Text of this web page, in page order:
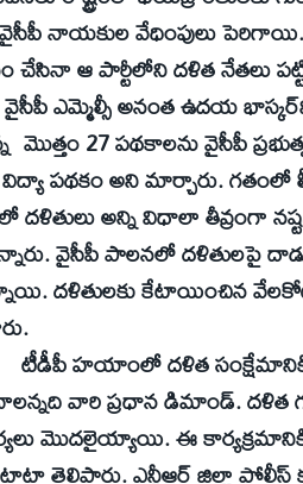
నాయకుల వేధింపులు
చేసినా ఆ పార్టీలోని దళిత నేతలు
ఎమ్మెల్సీ అనంత ఉదయ
మొత్తం 27 పథకాలను వైసీపీ
పథకం అని మార్చారు. గతంలో
అన్ని విధాలా తీవ్రంగా
వైసీపీ పాలనలో దళితులపై
దళితులకు కేటాయించిన
దళిత సంక్షేమానికి
వారి ప్రధాన డిమాండ్‌. దళిత
మొదలైయ్యాయి. ఈ
తెలిపారు. ఎన్టీఆర్‌ జిల్లా పోలీస్‌